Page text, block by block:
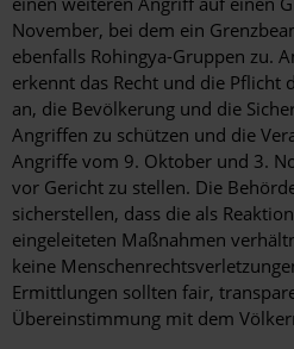
November, bei dem ein
ebenfalls Rohingya-Gruppen zu.
erkennt das Recht und die Pflicht
an, die Bevölkerung und die
Angriffen zu schützen und die
Angriffe vom 9. Oktober und 3.
vor Gericht zu stellen. Die
sicherstellen, dass die als
eingeleiteten Maßnahmen
keine
Ermittlungen sollten fair,
Übereinstimmung mit dem